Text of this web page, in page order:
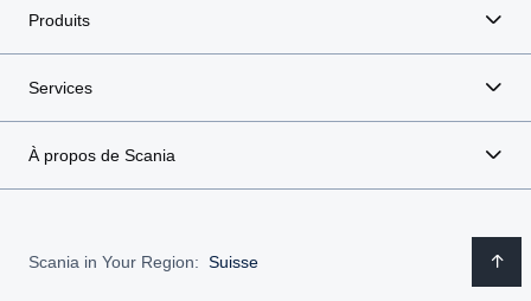
Produits
Services
À propos de Scania
Scania in Your Region: Suisse